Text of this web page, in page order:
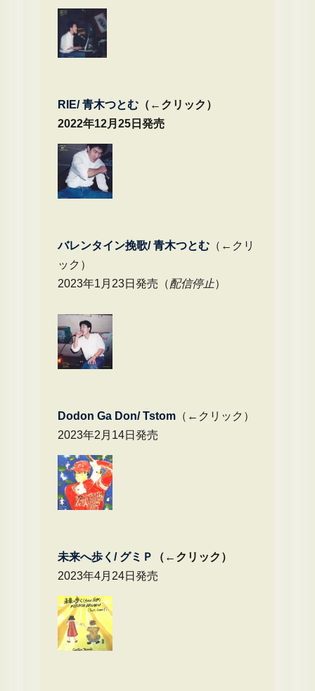
RIE/ 青木つとむ（←クリック）
2022年12月25日発売
バレンタイン挽歌/ 青木つとむ（←クリ
ック）
2023年1月23日発売（配信停止）
Dodon Ga Don/ Tstom（←クリック）
2023年2月14日発売
未来へ歩く/ グミＰ
（←クリック）
2023年4月24日発売